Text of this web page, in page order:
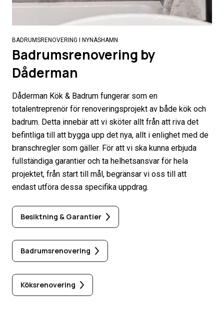
BADRUMSRENOVERING I NYNÄSHAMN
Badrumsrenovering by
Dåderman
Dåderman Kök & Badrum fungerar som en
totalentreprenör för renoveringsprojekt av både kök och
badrum. Detta innebär att vi sköter allt från att riva det
befintliga till att bygga upp det nya, allt i enlighet med de
branschregler som gäller. För att vi ska kunna erbjuda
fullständiga garantier och ta helhetsansvar för hela
projektet, från start till mål, begränsar vi oss till att
endast utföra dessa specifika uppdrag.
Besiktning & Garantier
Badrumsrenovering
Köksrenovering